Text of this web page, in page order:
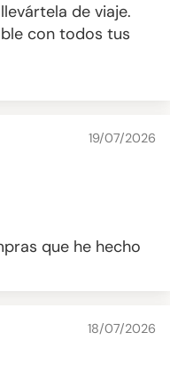
de viaje.
con todos tus
19/07/2026
que he hecho
18/07/2026